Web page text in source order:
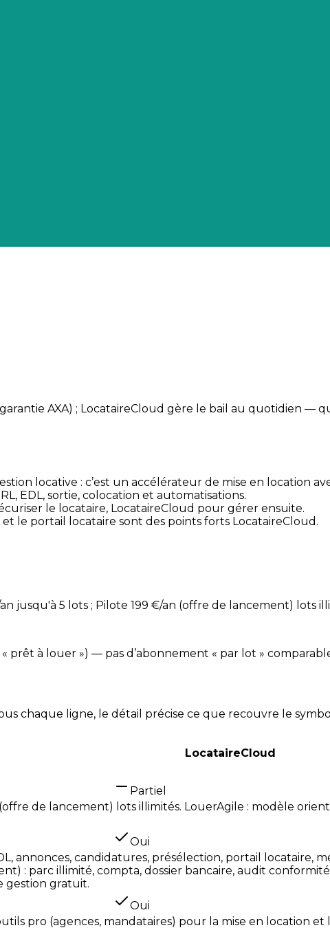
AXA) ; LocataireCloud gère le bail au quotidien —
locative : c’est un accélérateur de mise en location
EDL, sortie, colocation et automatisations.
le locataire, LocataireCloud pour gérer ensuite.
le portail locataire sont des points forts LocataireCloud.
jusqu'à 5 lots ; Pilote 199 €/an (offre de lancement) lots
prêt à louer ») — pas d’abonnement « par lot »
chaque ligne, le détail précise ce que recouvre le
LocataireCloud
Partiel
de lancement) lots illimités. LouerAgile : modèle
Oui
annonces, candidatures, présélection, portail locataire,
: parc illimité, compta, dossier bancaire, audit
gestion gratuit.
Oui
pro (agences, mandataires) pour la mise en location et